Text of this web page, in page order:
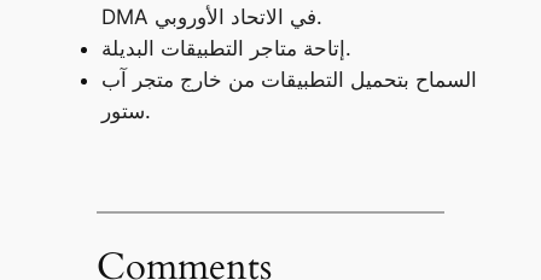
DMA في الاتحاد الأوروبي.
إتاحة متاجر التطبيقات البديلة.
السماح بتحميل التطبيقات من خارج متجر آب
ستور.
Comments